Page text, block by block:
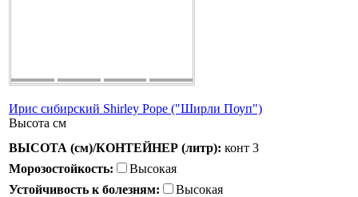
Ирис сибирский Shirley Pope ("Ширли Поуп")
Высота см
ВЫСОТА (см)/КОНТЕЙНЕР (литр): конт 3
Морозостойкость:
Высокая
Устойчивость к болезням:
Высокая